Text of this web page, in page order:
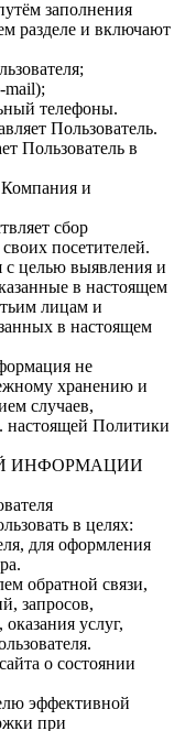
заполнения
разделе и включают
mail);
телефоны.
Пользователь.
Пользователь в
Компания и
сбор
посетителей.
с целью выявления и
в настоящем
лицам и
в настоящем
не
хранению и
случаев,
настоящей Политики
ИНФОРМАЦИИ
в целях:
для оформления
обратной связи,
запросов,
услуг,
о состоянии
эффективной
при